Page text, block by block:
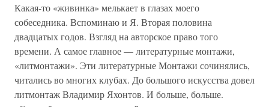
Какая-то «живинка» мелькает в глазах моего
собеседника. Вспоминаю и Я. Вторая половина
двадцатых годов. Взгляд на авторское право того
времени. А самое главное — литературные монтажи,
«литмонтажи». Эти литературные Монтажи сочинялись,
читались во многих клубах. До большого искусства довел
литмонтаж Владимир Яхонтов. И больше, больше.